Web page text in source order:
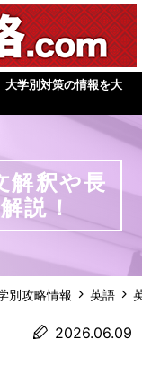
大学別対策の情報を大
解釈や長
説！
別攻略情報 英語
2026.06.09